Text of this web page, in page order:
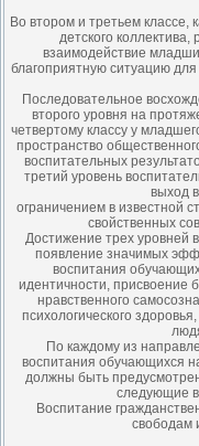
Во втором и третьем классе,
детского
взаимодействие
благоприятную ситуацию
Последовательное
второго уровня на
четвертому классу у
пространство
воспитательных
третий уровень
выход
ограничением в известной
свойственных
Достижение трех уровней
появление значимых
воспитания
идентичности, присвоение
нравственного
психологического
По каждому из
воспитания обучающихся
должны быть
следующие
Воспитание
свободам